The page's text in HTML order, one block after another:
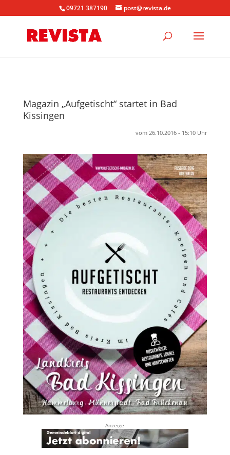
09721 387190 post@revista.de
Magazin „Aufgetischt“ startet in Bad
Kissingen
vom 26.10.2016 - 15:10 Uhr
Anzeige